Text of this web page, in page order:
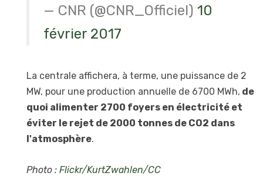
— CNR (@CNR_Officiel) 10
février 2017
La centrale affichera, à terme, une puissance de 2
MW, pour une production annuelle de 6700 MWh, de
quoi alimenter 2700 foyers en électricité et
éviter le rejet de 2000 tonnes de CO2 dans
l'atmosphère.
Photo : Flickr/KurtZwahlen/CC